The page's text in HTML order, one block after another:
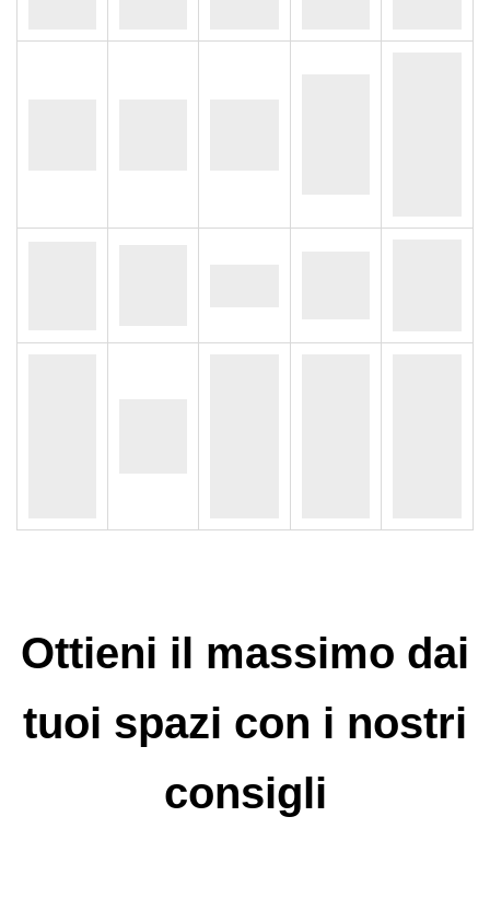
Ottieni il massimo dai
tuoi spazi con i nostri
consigli